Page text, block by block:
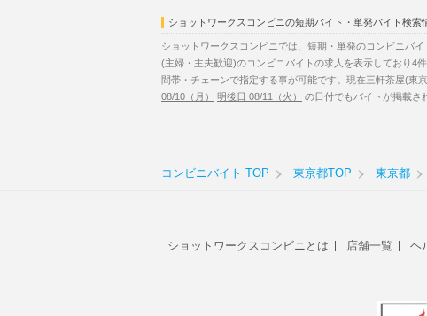
ショットワークスコンビニの短期バイト・単発バイト検索
ショットワークスコンビニでは、短期・単発のコンビニバ
(主婦・主夫歓迎)のコンビニバイトの求人を表示しており4
間帯・チェーンで指定する事が可能です。現在三軒茶屋(東
08/10（月）
明後日 08/11（火） の日付でもバイトが掲載さ
コンビニバイト TOP 東京都TOP 東京都
ショットワークスコンビニとは 店舗一覧 ヘ